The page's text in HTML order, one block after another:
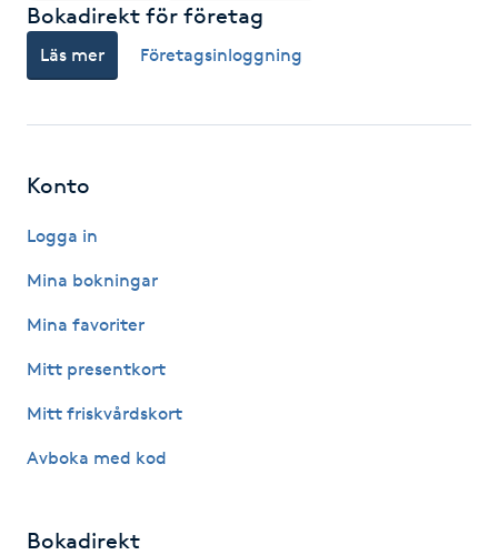
Hypnos
Hårförlängning
Hälsa
Hälsprickor
Bokadirekt för företag
Läs mer Företagsinloggning
Konto
Logga in
Mina bokningar
Mina favoriter
Mitt presentkort
Mitt friskvårdskort
Avboka med kod
Bokadirekt